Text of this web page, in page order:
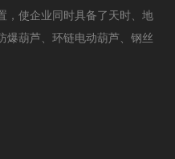
，使企业同时具备了天时、地
爆葫芦、环链电动葫芦、钢丝